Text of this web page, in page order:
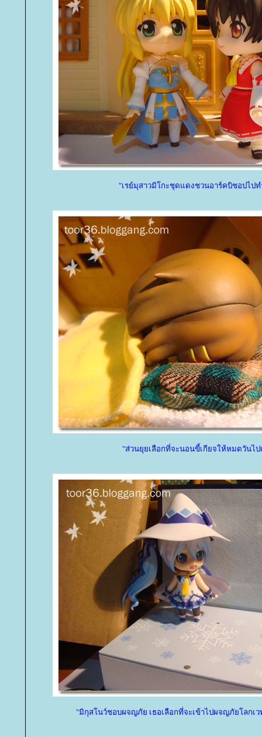
"เรย์มุสาวมิโกะชุดแดงชวนอาร์คบิชอปไป
"ส่วนยุยเลือกที่จะนอนขี้เกียจให้หมดวันไป
"มิกุสโนว์ชอบผจญภัย เธอเลือกที่จะเข้าไปผจญภัยโลกเ